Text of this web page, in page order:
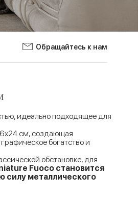
Обращайтесь к нам
идеально подходящее для
6x24 см, создающая
богатство и
обстановке, для
Fuoco становится
силу металлического